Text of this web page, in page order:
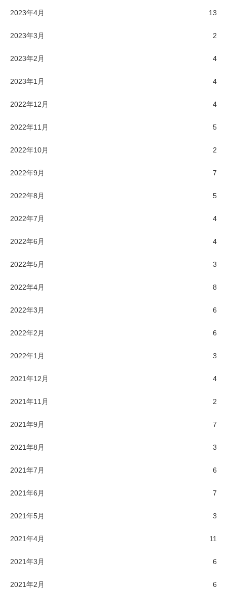
2023年4月 13
2023年3月 2
2023年2月 4
2023年1月 4
2022年12月 4
2022年11月 5
2022年10月 2
2022年9月 7
2022年8月 5
2022年7月 4
2022年6月 4
2022年5月 3
2022年4月 8
2022年3月 6
2022年2月 6
2022年1月 3
2021年12月 4
2021年11月 2
2021年9月 7
2021年8月 3
2021年7月 6
2021年6月 7
2021年5月 3
2021年4月 11
2021年3月 6
2021年2月 6